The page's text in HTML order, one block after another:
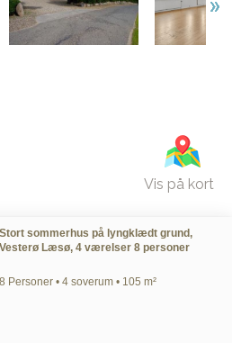
Vis på kort
Stort sommerhus på lyngklædt grund,
Vesterø Læsø, 4 værelser 8 personer
8 Personer • 4 soverum • 105 m²